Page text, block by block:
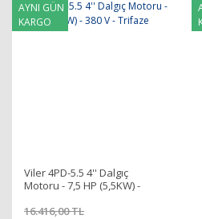
AYNI GÜN
KARGO
Viler 4PD-5.5 4'' Dalgıç
Motoru - 7,5 HP (5,5KW) -
16.416,00 TL